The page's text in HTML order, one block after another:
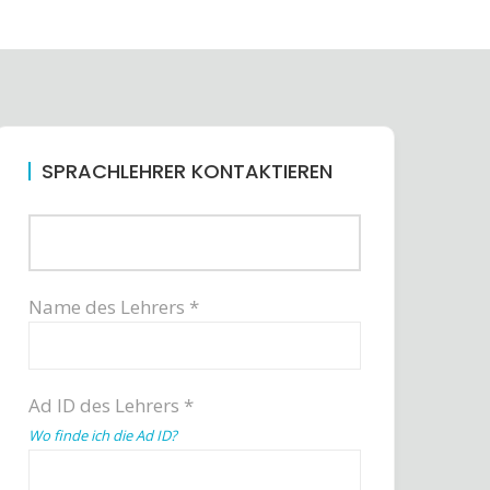
SPRACHLEHRER KONTAKTIEREN
Name des Lehrers *
Ad ID des Lehrers *
Wo finde ich die Ad ID?